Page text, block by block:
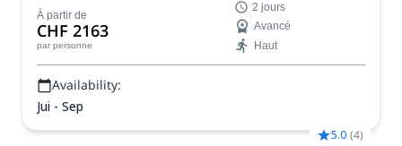
Mittellegi. Pendant deux jours, nous grimperons et ferons
du scrambling pour atteindre le sommet, tout en profitant
de vues spectaculaires.
À partir de
CHF 2163
par personne
2 jours
Avancé
Haut
Availability:
Jui - Sep
5.0 (4)